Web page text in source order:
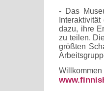
- Das
dazu, ihre
zu teilen.
größten